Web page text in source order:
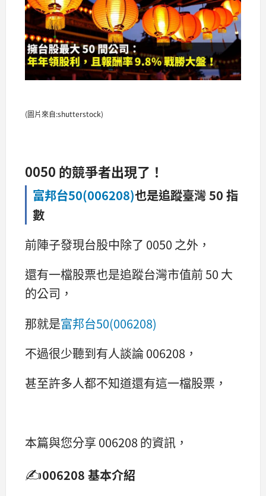
(圖片來自:shutterstock)
0050 的競爭者出現了！
富邦台50(006208)也是追蹤臺灣 50 指
數
前陣子發現台股中除了 0050 之外，
還有一檔股票也是追蹤台灣市值前 50 大
的公司，
那就是富邦台50(006208)
不過很少聽到有人談論 006208，
甚至許多人都不知道還有這一檔股票，
本篇與您分享 006208 的資訊，
✍006208 基本介紹